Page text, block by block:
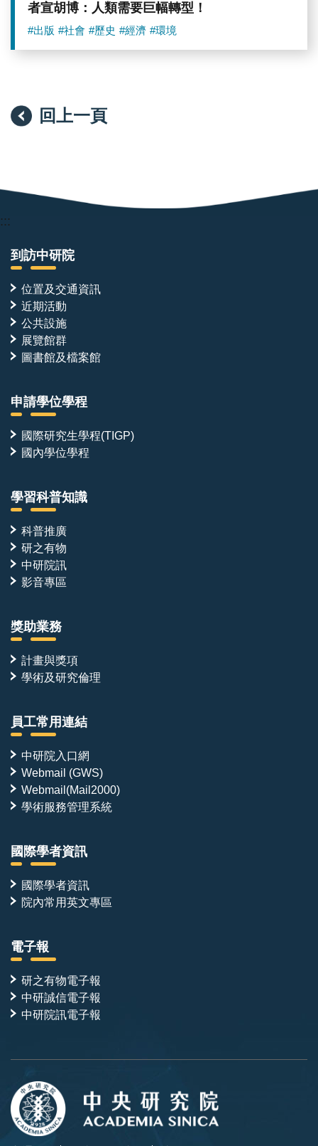
者宣胡博：人類需要巨幅轉型！
#出版 #社會 #歷史 #經濟 #環境
回上一頁
:::
到訪中研院
位置及交通資訊
近期活動
公共設施
展覽館群
圖書館及檔案館
申請學位學程
國際研究生學程(TIGP)
國內學位學程
學習科普知識
科普推廣
研之有物
中研院訊
影音專區
獎助業務
計畫與獎項
學術及研究倫理
員工常用連結
中研院入口網
Webmail (GWS)
Webmail(Mail2000)
學術服務管理系統
國際學者資訊
國際學者資訊
院內常用英文專區
電子報
研之有物電子報
中研誠信電子報
中研院訊電子報